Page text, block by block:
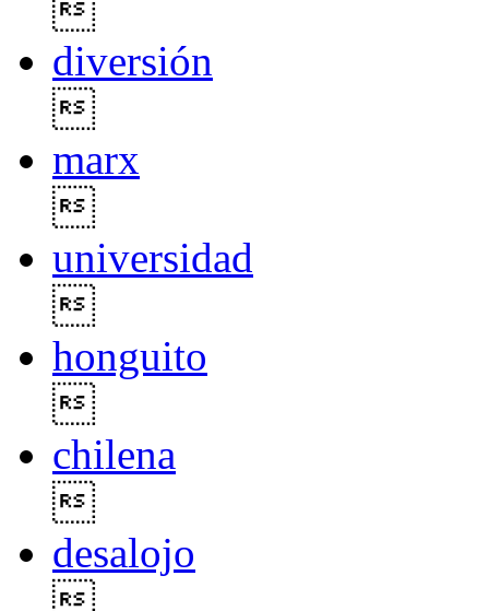
diversión
marx
universidad
honguito
chilena
desalojo